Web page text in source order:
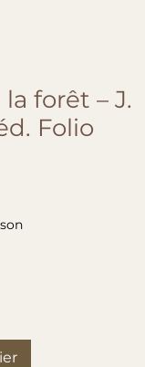
la forêt – J.
Folio